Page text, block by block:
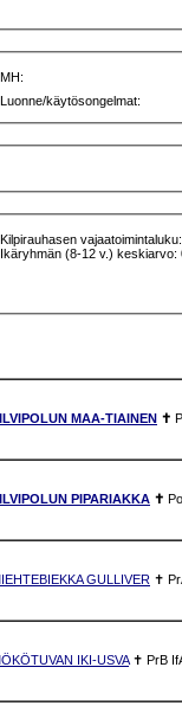
MH:
Luonne/käytösongelmat:
Kilpirauhasen
Ikäryhmän (8-12 v.) keskiarvo:
MAA-TIAINEN ✝
PIPARIAKKA ✝
GULLIVER ✝
IKI-USVA✝ PrB